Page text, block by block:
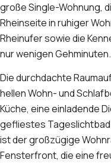
große Single-Wohnung,
Rheinseite in ruhiger
Rheinufer sowie die
nur wenigen Gehminuten.
Die durchdachte
hellen Wohn- und
Küche, eine einladende
gefliestes
ist der großzügige
Fensterfront, die eine